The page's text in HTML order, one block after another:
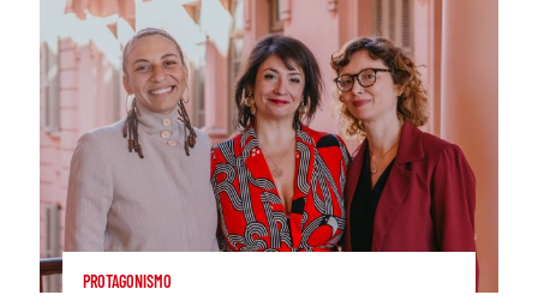
PROTAGONISMO